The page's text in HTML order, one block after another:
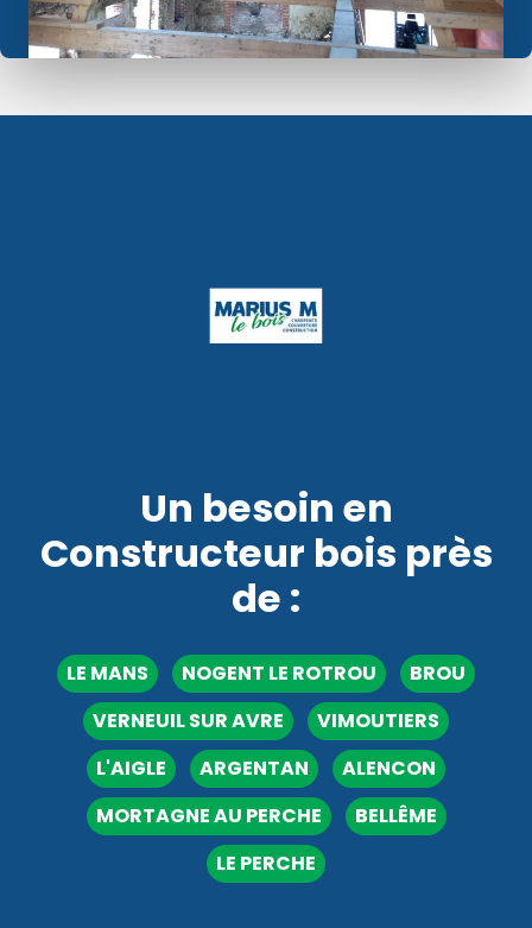
Un besoin en
Constructeur bois près
de :
LE MANS NOGENT LE ROTROU
BROU
VERNEUIL SUR AVRE
VIMOUTIERS
L'AIGLE
ARGENTAN
ALENCON
MORTAGNE AU PERCHE
BELLÊME
LE PERCHE